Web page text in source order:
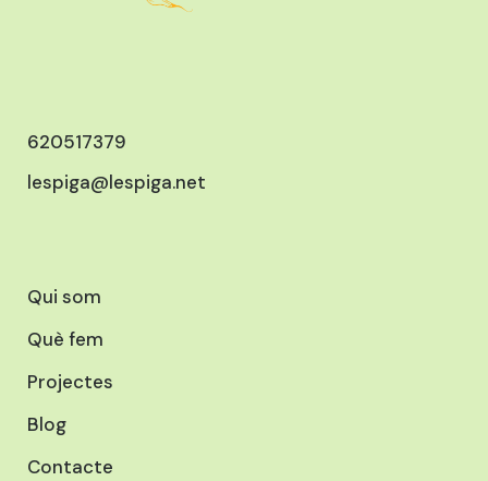
620517379
lespiga@lespiga.net
Qui som
Què fem
Projectes
Blog
Contacte